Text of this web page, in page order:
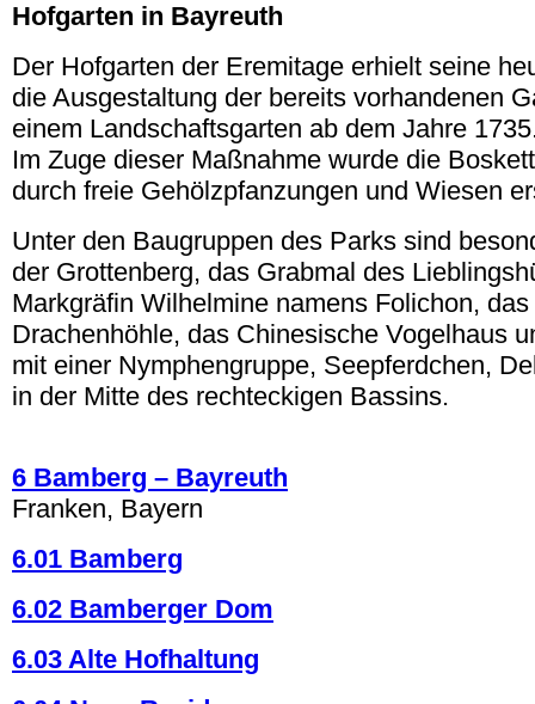
Hofgarten in Bayreuth
Der Hofgarten der Eremitage erhielt seine
die Ausgestaltung der bereits vorhandenen
einem Landschaftsgarten ab dem Jahre
Im Zuge dieser Maßnahme wurde die
durch freie Gehölzpfanzungen und Wiesen
Unter den Baugruppen des Parks sind
der Grottenberg, das Grabmal des
Markgräfin Wilhelmine namens Folichon,
Drachenhöhle, das Chinesische Vogelhaus
mit einer Nymphengruppe, Seepferdchen,
in der Mitte des rechteckigen Bassins.
6 Bamberg – Bayreuth
Franken, Bayern
6.01 Bamberg
6.02 Bamberger Dom
6.03 Alte Hofhaltung